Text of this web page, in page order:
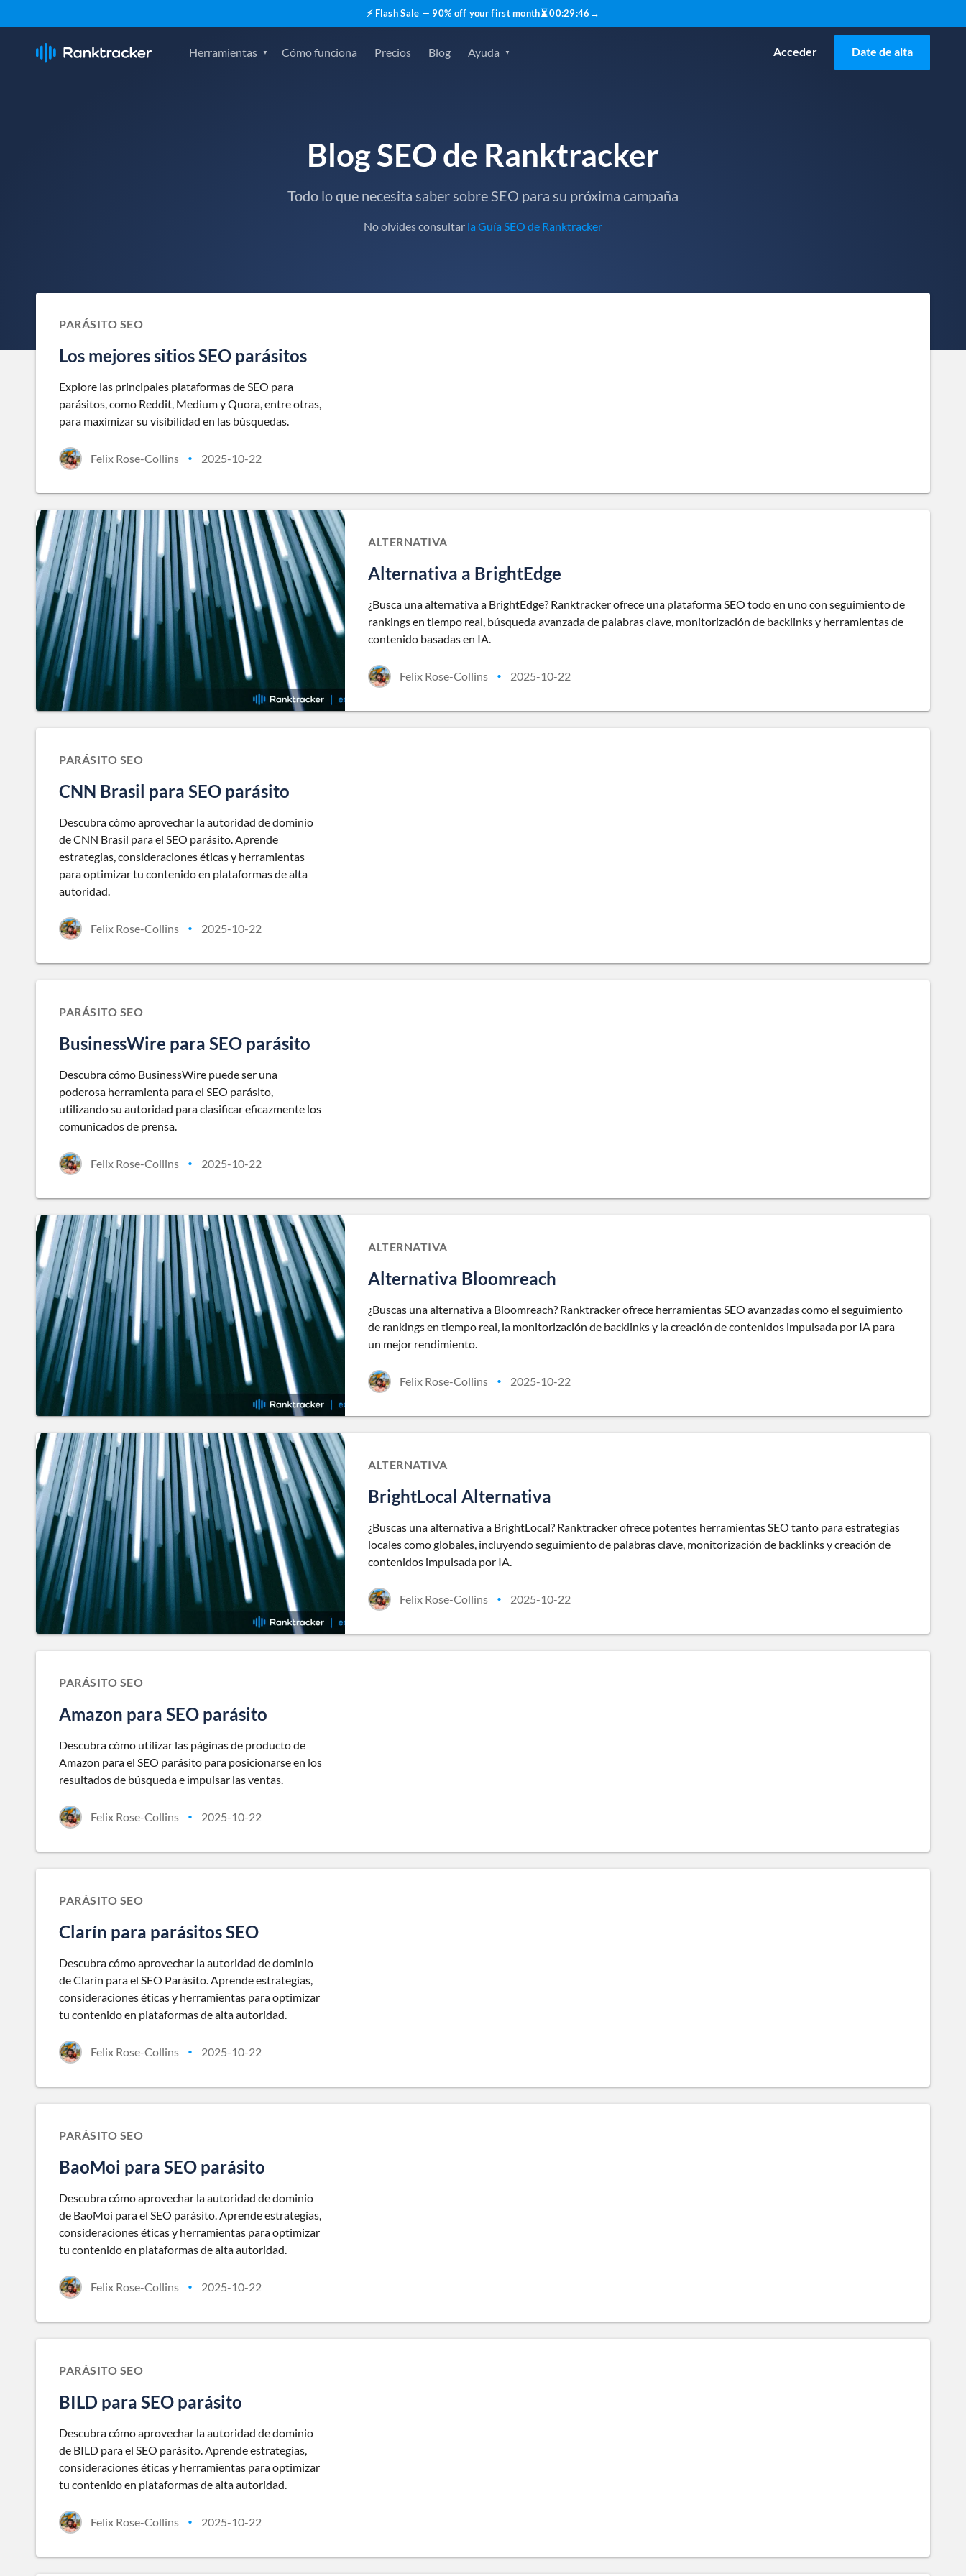
⚡ Flash Sale — 90% off your first month⏳00:29:45 →
Herramientas Cómo funciona Precios Blog Ayuda Acceder Date de alta
Blog SEO de Ranktracker
Todo lo que necesita saber sobre SEO para su próxima campaña
No olvides consultar la Guía SEO de Ranktracker
PARÁSITO SEO
Los mejores sitios SEO parásitos
Explore las principales plataformas de SEO para
parásitos, como Reddit, Medium y Quora, entre otras,
para maximizar su visibilidad en las búsquedas.
Felix Rose-Collins • 2025-10-22
ALTERNATIVA
Alternativa a BrightEdge
¿Busca una alternativa a BrightEdge? Ranktracker ofrece una plataforma SEO todo en uno con seguimiento de
rankings en tiempo real, búsqueda avanzada de palabras clave, monitorización de backlinks y herramientas de
contenido basadas en IA.
Felix Rose-Collins • 2025-10-22
PARÁSITO SEO
CNN Brasil para SEO parásito
Descubra cómo aprovechar la autoridad de dominio
de CNN Brasil para el SEO parásito. Aprende
estrategias, consideraciones éticas y herramientas
para optimizar tu contenido en plataformas de alta
autoridad.
Felix Rose-Collins • 2025-10-22
PARÁSITO SEO
BusinessWire para SEO parásito
Descubra cómo BusinessWire puede ser una
poderosa herramienta para el SEO parásito,
utilizando su autoridad para clasificar eficazmente los
comunicados de prensa.
Felix Rose-Collins • 2025-10-22
ALTERNATIVA
Alternativa Bloomreach
¿Buscas una alternativa a Bloomreach? Ranktracker ofrece herramientas SEO avanzadas como el seguimiento
de rankings en tiempo real, la monitorización de backlinks y la creación de contenidos impulsada por IA para
un mejor rendimiento.
Felix Rose-Collins • 2025-10-22
ALTERNATIVA
BrightLocal Alternativa
¿Buscas una alternativa a BrightLocal? Ranktracker ofrece potentes herramientas SEO tanto para estrategias
locales como globales, incluyendo seguimiento de palabras clave, monitorización de backlinks y creación de
contenidos impulsada por IA.
Felix Rose-Collins • 2025-10-22
PARÁSITO SEO
Amazon para SEO parásito
Descubra cómo utilizar las páginas de producto de
Amazon para el SEO parásito para posicionarse en los
resultados de búsqueda e impulsar las ventas.
Felix Rose-Collins • 2025-10-22
PARÁSITO SEO
Clarín para parásitos SEO
Descubra cómo aprovechar la autoridad de dominio
de Clarín para el SEO Parásito. Aprende estrategias,
consideraciones éticas y herramientas para optimizar
tu contenido en plataformas de alta autoridad.
Felix Rose-Collins • 2025-10-22
PARÁSITO SEO
BaoMoi para SEO parásito
Descubra cómo aprovechar la autoridad de dominio
de BaoMoi para el SEO parásito. Aprende estrategias,
consideraciones éticas y herramientas para optimizar
tu contenido en plataformas de alta autoridad.
Felix Rose-Collins • 2025-10-22
PARÁSITO SEO
BILD para SEO parásito
Descubra cómo aprovechar la autoridad de dominio
de BILD para el SEO parásito. Aprende estrategias,
consideraciones éticas y herramientas para optimizar
tu contenido en plataformas de alta autoridad.
Felix Rose-Collins • 2025-10-22